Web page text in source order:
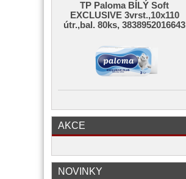
TP Paloma BÍLÝ Soft
EXCLUSIVE 3vrst.,10x110
útr.,bal. 80ks, 3838952016643
AKCE
NOVINKY